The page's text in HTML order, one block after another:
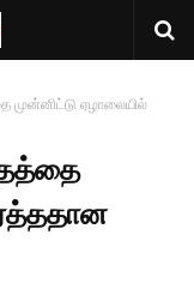
முன்னிட்டு ஏழாலையில்